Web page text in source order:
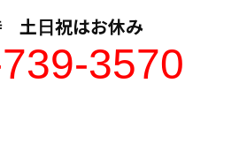
土日祝はお休み
3570